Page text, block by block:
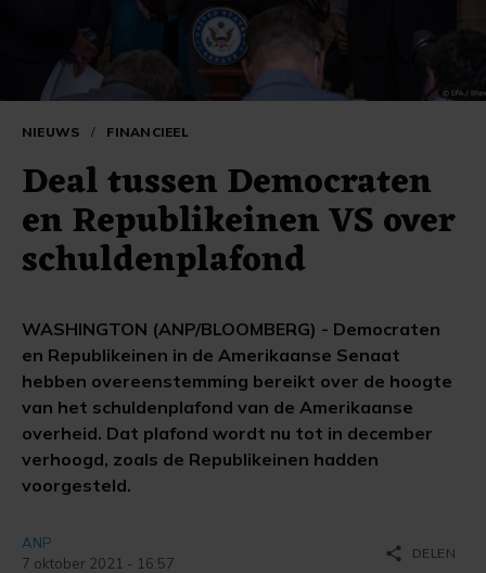
NIEUWS / FINANCIEEL
Deal tussen Democraten
en Republikeinen VS over
schuldenplafond
WASHINGTON (ANP/BLOOMBERG) - Democraten
en Republikeinen in de Amerikaanse Senaat
hebben overeenstemming bereikt over de hoogte
van het schuldenplafond van de Amerikaanse
overheid. Dat plafond wordt nu tot in december
verhoogd, zoals de Republikeinen hadden
voorgesteld.
ANP
7 oktober 2021 - 16:57
share DELEN